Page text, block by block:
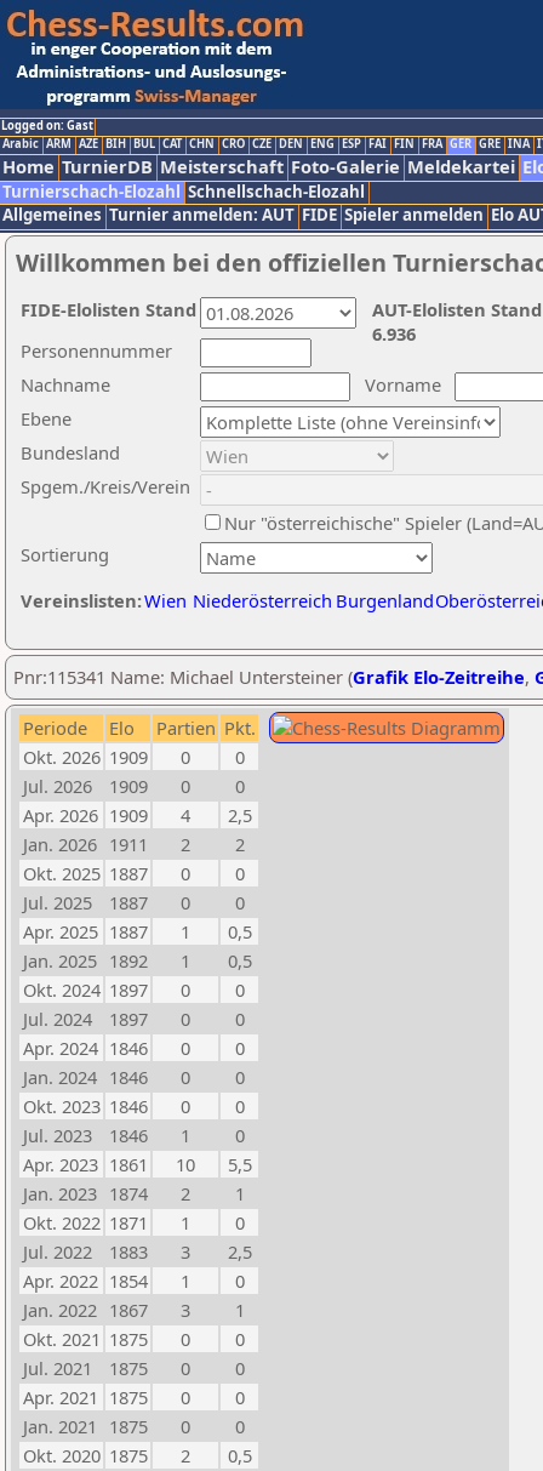
Logged on: Gast
Arabic ARM AZE BIH BUL CAT CHN CRO CZE DEN ENG ESP FAI FIN FRA GER GRE INA
Home TurnierDB Meisterschaft Foto-Galerie Meldekartei
Turnierschach-Elozahl Schnellschach-Elozahl
Allgemeines Turnier anmelden: AUT FIDE Spieler anmelden Elo
Willkommen bei den offiziellen
Nachname
Vorname
Ebene
Sortierung
Personennummer
Bundesland
Spgem./Kreis/Verein
Nur "österreichische" Spieler
Vereinslisten:Wien Niederösterreich Burgenland
AUT-Elolisten
6.936
FIDE-Elolisten Stand
Pnr:115341 Name: Michael Untersteiner (Grafik Elo-Zeitreihe,
Periode Elo Partien Pkt.
Okt. 2026 1909 0
0
Jul. 2026
1909 0
0
Apr. 2026 1909 4
2,5
Jan. 2026 1911 2
2
Okt. 2025 1887 0
0
Jul. 2025
1887 0
0
Apr. 2025 1887 1
0,5
Jan. 2025 1892 1
0,5
Okt. 2024 1897 0
0
Jul. 2024
1897 0
0
Apr. 2024 1846 0
0
Jan. 2024 1846 0
0
Okt. 2023 1846 0
0
Jul. 2023
1846 1
0
Apr. 2023 1861 10
5,5
Jan. 2023 1874 2
1
Okt. 2022 1871 1
0
Jul. 2022
1883 3
2,5
Apr. 2022 1854 1
0
Jan. 2022 1867 3
1
Okt. 2021 1875 0
0
Jul. 2021
1875 0
0
Apr. 2021 1875 0
0
Jan. 2021
1875 0
0
Okt. 2020 1875 2
0,5